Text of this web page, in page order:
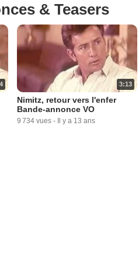
& Teasers
3:13
Nimitz, retour vers l'enfer
Bande-annonce VO
9 734 vues - Il y a 13 ans